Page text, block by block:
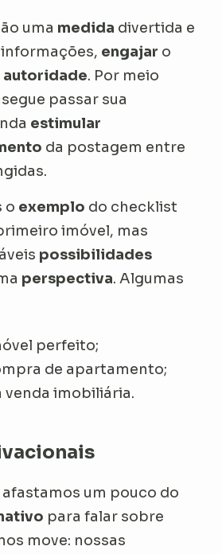
uma medida divertida e
engajar o
autoridade. Por meio
passar sua
estimular
da postagem entre
o exemplo do checklist
imóvel, mas
possibilidades
perspectiva. Algumas
perfeito;
de apartamento;
venda imobiliária.
um pouco do
para falar sobre
move: nossas